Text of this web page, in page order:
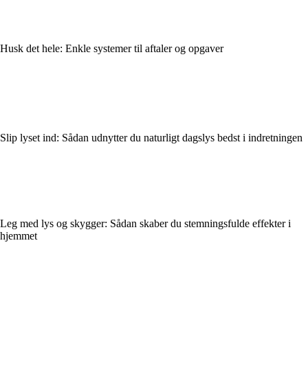
Husk det hele: Enkle systemer til aftaler og opgaver
Slip lyset ind: Sådan udnytter du naturligt dagslys bedst i indretningen
Leg med lys og skygger: Sådan skaber du stemningsfulde effekter i
hjemmet